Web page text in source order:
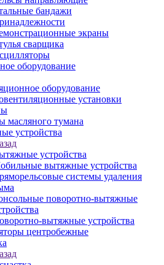
бандажи
экраны
сварщика
оборудование
оборудование
установки
масляного тумана
устройства
устройства
вытяжные устройства
системы удаления
поворотно-вытяжные
вытяжные устройства
центробежные